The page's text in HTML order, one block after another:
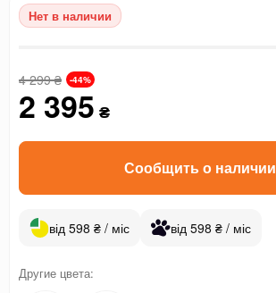
Нет в наличии
4 299₴ -44%
2 395 ₴
Сообщить о наличии
від 598 ₴ / міс від 598 ₴ / міс
Другие цвета: